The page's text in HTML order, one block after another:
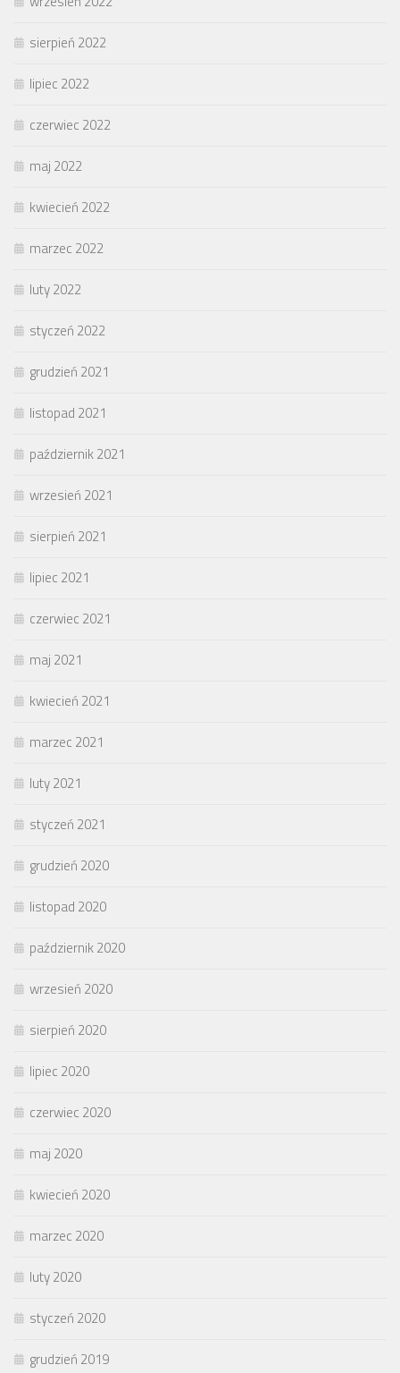
sierpień 2022
lipiec 2022
czerwiec 2022
maj 2022
kwiecień 2022
marzec 2022
luty 2022
styczeń 2022
grudzień 2021
listopad 2021
październik 2021
wrzesień 2021
sierpień 2021
lipiec 2021
czerwiec 2021
maj 2021
kwiecień 2021
marzec 2021
luty 2021
styczeń 2021
grudzień 2020
listopad 2020
październik 2020
wrzesień 2020
sierpień 2020
lipiec 2020
czerwiec 2020
maj 2020
kwiecień 2020
marzec 2020
luty 2020
styczeń 2020
grudzień 2019